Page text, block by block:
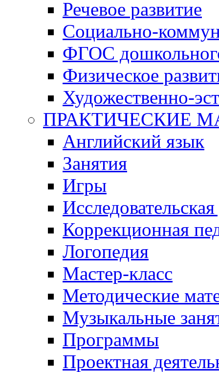
Речевое развитие
Социально-
ФГОС
Физическое
Художественно-
ПРАКТИЧЕСКИЕ
Английский язык
Занятия
Игры
Коррекционная
Логопедия
Мастер-класс
Методические
Музыкальные
Программы
Проектная